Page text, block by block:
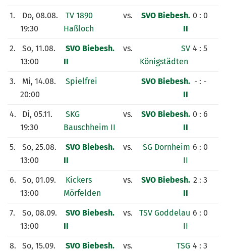
1.
Do, 08.08.
19:30
TV 1890
Haßloch
vs.
SVO Biebesh.
II
0 : 0
2.
So, 11.08.
13:00
SVO Biebesh.
II
vs.
SV
Königstädten
4 : 5
3.
Mi, 14.08.
20:00
Spielfrei
SVO Biebesh.
II
- : -
4.
Di, 05.11.
19:30
SKG
Bauschheim II
vs.
SVO Biebesh.
II
0 : 6
5.
So, 25.08.
13:00
SVO Biebesh.
II
vs.
SG Dornheim
II
6 : 0
6.
So, 01.09.
13:00
Kickers
Mörfelden
vs.
SVO Biebesh.
II
2 : 3
7.
So, 08.09.
13:00
SVO Biebesh.
II
vs.
TSV Goddelau
II
6 : 0
8.
So, 15.09.
SVO Biebesh.
vs.
TSG 4 : 3